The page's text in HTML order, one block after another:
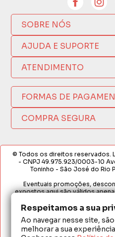
Respeitamos a sua
Ao navegar nesse site,
melhorar a sua
SOBRE NÓS
Quem Somos
Compra Segura
Como Comprar
Nossas Lojas
Política de Privacidade
AJUDA E SUPORTE
Nosso Aplicativo
Trocas e Devoluções
Formas de Pagamento
Fretes e Entregas
Fabricantes
Termos de Compra e
ATENDIMENTO
(17) 3209-9595
FORMAS DE
COMPRA SEGURA
© Todos os direitos reservados.
- CNPJ 49.975.923/0003-10
Toninho - São José do Rio
Eventuais promoções,
expostos aqui são válidos
Loja. É proibida a utilização total
Em caso de divergência de
Carrinho de Compras.